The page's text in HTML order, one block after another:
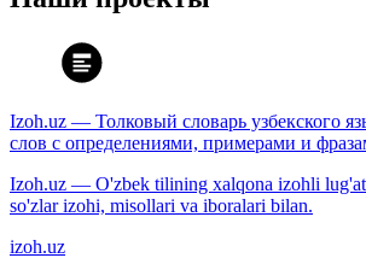
Izoh.uz — Толковый словарь узбекского
слов с определениями, примерами и
Izoh.uz — O'zbek tilining xalqona izohli
so'zlar izohi, misollari va iboralari bilan.
izoh.uz